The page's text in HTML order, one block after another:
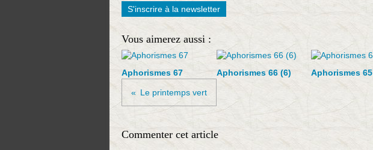
S'inscrire à la newsletter
Vous aimerez aussi :
Aphorismes 67 Aphorismes 66 (6) Aphorismes 65
Le printemps vert
Commenter cet article